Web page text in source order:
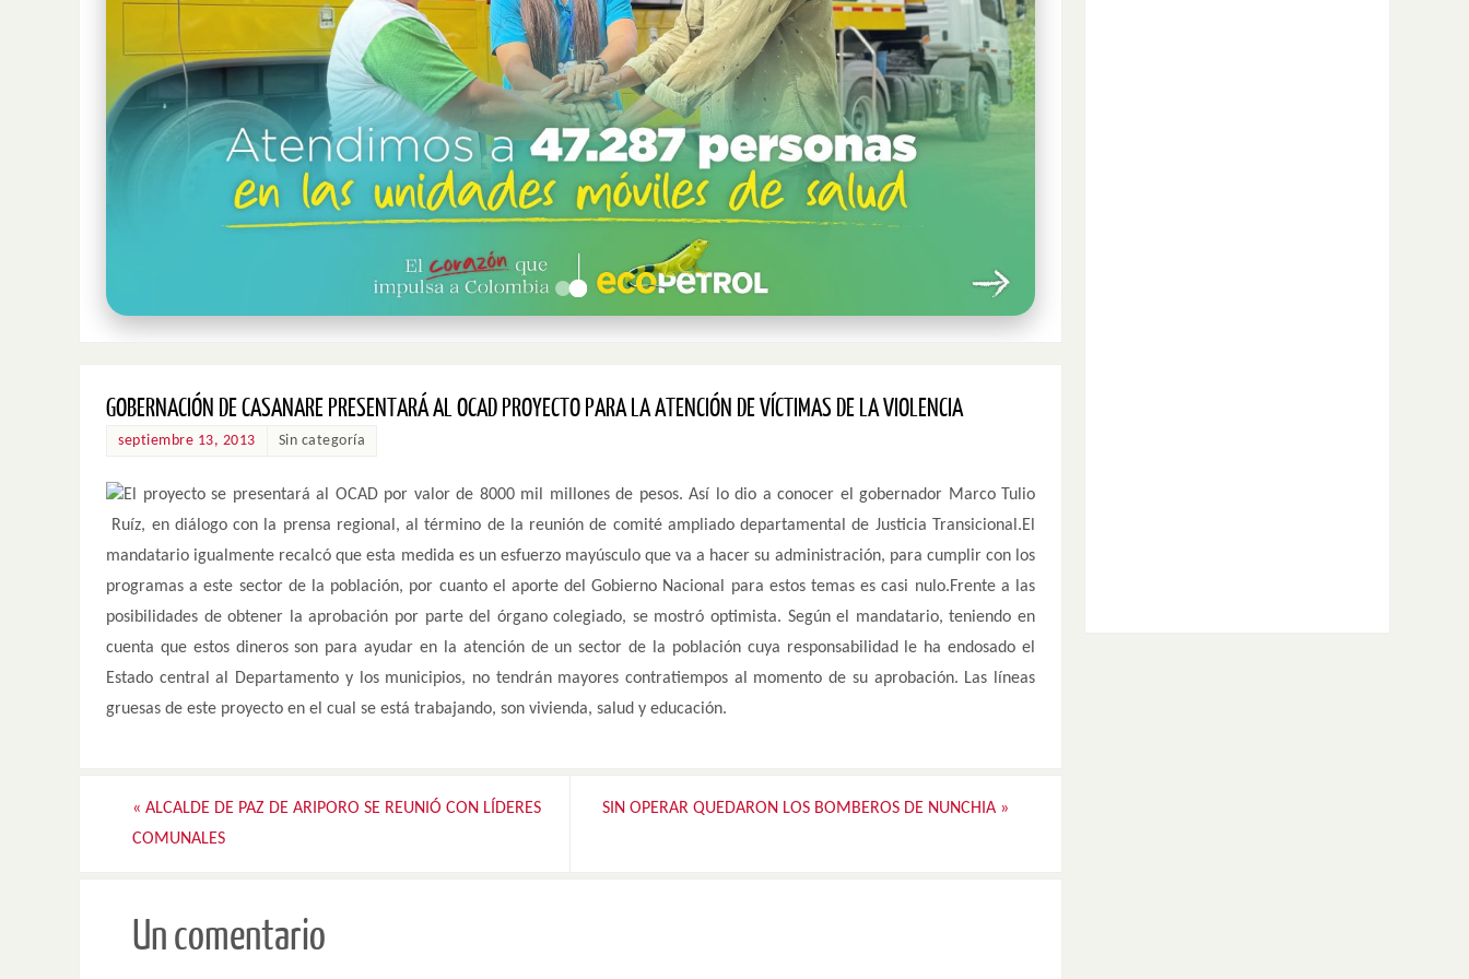
GOBERNACIÓN DE CASANARE PRESENTARÁ AL OCAD PROYECTO PARA LA ATENCIÓN DE VÍCTIMAS DE LA VIOLENCIA
septiembre 13, 2013 Sin categoría
El proyecto se presentará al OCAD por valor de 8000 mil millones de pesos. Así lo dio a conocer el gobernador Marco Tulio
Ruíz, en diálogo con la prensa regional, al término de la reunión de comité ampliado departamental de Justicia Transicional.El
mandatario igualmente recalcó que esta medida es un esfuerzo mayúsculo que va a hacer su administración, para cumplir con los
programas a este sector de la población, por cuanto el aporte del Gobierno Nacional para estos temas es casi nulo.Frente a las
posibilidades de obtener la aprobación por parte del órgano colegiado, se mostró optimista. Según el mandatario, teniendo en
cuenta que estos dineros son para ayudar en la atención de un sector de la población cuya responsabilidad le ha endosado el
Estado central al Departamento y los municipios, no tendrán mayores contratiempos al momento de su aprobación. Las líneas
gruesas de este proyecto en el cual se está trabajando, son vivienda, salud y educación.
« ALCALDE DE PAZ DE ARIPORO SE REUNIÓ CON LÍDERES
COMUNALES
SIN OPERAR QUEDARON LOS BOMBEROS DE NUNCHIA »
Un comentario